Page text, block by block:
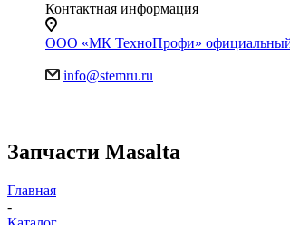
Контактная информация
ООО «МК ТехноПрофи» официальный
info@stemru.ru
Запчасти Masalta
Главная
-